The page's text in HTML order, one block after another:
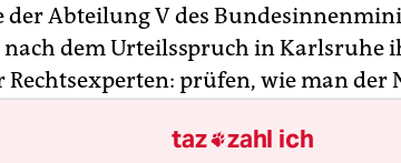
der Abteilung V des
nach dem Urteilsspruch in Karlsruhe
prüfen, wie man der
taz zahl ich